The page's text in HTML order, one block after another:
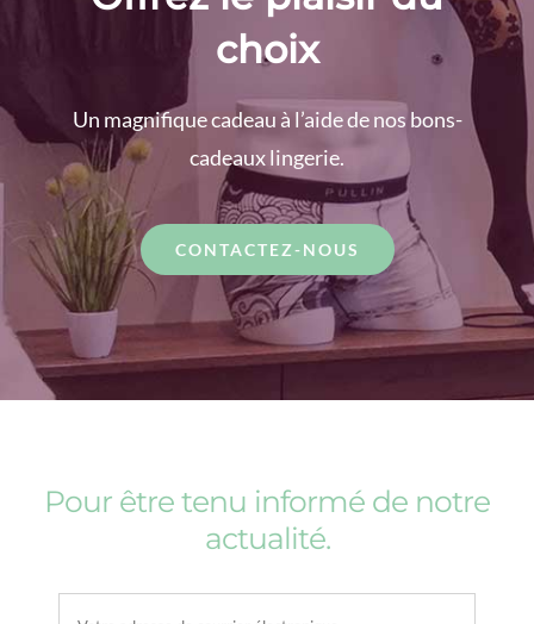
choix
Un magnifique cadeau à l’aide de nos bons-
cadeaux lingerie.
CONTACTEZ-NOUS
Pour être tenu informé de notre
actualité.